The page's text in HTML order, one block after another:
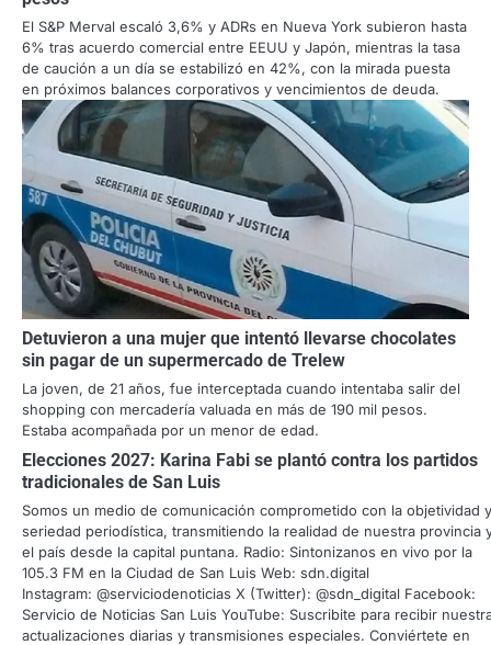
El S&P Merval escaló 3,6% y ADRs en Nueva York subieron hasta
6% tras acuerdo comercial entre EEUU y Japón, mientras la tasa
de caución a un día se estabilizó en 42%, con la mirada puesta
en próximos balances corporativos y vencimientos de deuda.
Detuvieron a una mujer que intentó llevarse chocolates
sin pagar de un supermercado de Trelew
La joven, de 21 años, fue interceptada cuando intentaba salir del
shopping con mercadería valuada en más de 190 mil pesos.
Estaba acompañada por un menor de edad.
Elecciones 2027: Karina Fabi se plantó contra los partidos
tradicionales de San Luis
Somos un medio de comunicación comprometido con la objetividad
seriedad periodística, transmitiendo la realidad de nuestra provincia
el país desde la capital puntana. Radio: Sintonizanos en vivo por la
105.3 FM en la Ciudad de San Luis Web: sdn.digital
Instagram: @serviciodenoticias X (Twitter): @sdn_digital Facebook:
Servicio de Noticias San Luis YouTube: Suscribite para recibir
actualizaciones diarias y transmisiones especiales. Conviértete en